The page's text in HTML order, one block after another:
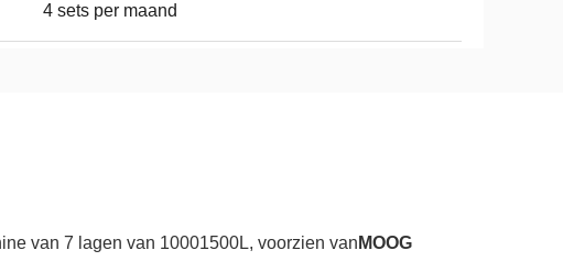
4 sets per maand
van 7 lagen van 10001500L, voorzien van MOOG